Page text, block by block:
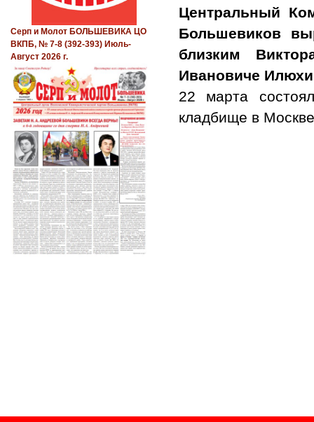
Центральный
Большевиков
близким
Ивановиче
22 марта
кладбище в
Серп и Молот БОЛЬШЕВИКА ЦО
ВКПБ, № 7-8 (392-393) Июль-
Август 2026 г.